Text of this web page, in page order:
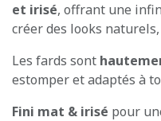
et irisé, offrant une
créer des looks
Les fards sont
estomper et adaptés à
Fini mat & irisé pour